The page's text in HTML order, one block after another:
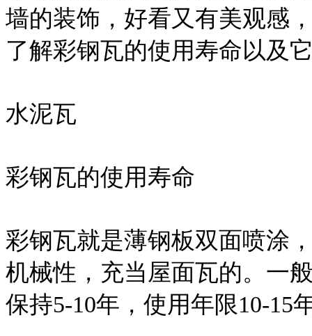
墙的装饰，好看又有美观感
了解彩钢瓦的使用寿命以及
水泥瓦
彩钢瓦的使用寿命
彩钢瓦就是薄钢板双面喷涂
机械性，充当屋面瓦的。一
保持5-10年，使用年限10-15